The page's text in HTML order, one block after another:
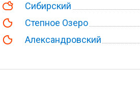
Сибирский
Степное Озеро
Александровский